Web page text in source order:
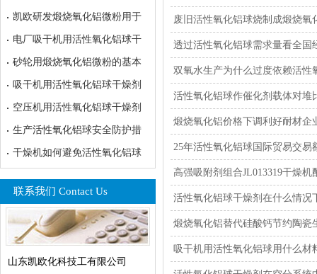
凯欧研发煅烧氧化铝微粉用于
电厂吸干机用活性氧化铝球干
砂轮用煅烧氧化铝微粉的基本
吸干机用活性氧化铝球干燥剂
空压机用活性氧化铝球干燥剂
生产活性氧化铝球安全防护措
干燥机如何避免活性氧化铝球
联系我们 Contact Us
山东凯欧化科技工有限公司
废旧活性氧化铝球烧制成煅烧氧
透过活性氧化铝球需求量看全国
双氧水生产为什么过度依赖活性
活性氧化铝球作催化剂载体对堆
煅烧氧化铝价格下调利好耐材企
25年活性氧化铝球国际贸易交易
高强吸附剂组合JL013319干燥机
活性氧化铝球干燥剂在什么情况
煅烧氧化铝替代硅酸钙节约陶瓷
吸干机用活性氧化铝球用什么材